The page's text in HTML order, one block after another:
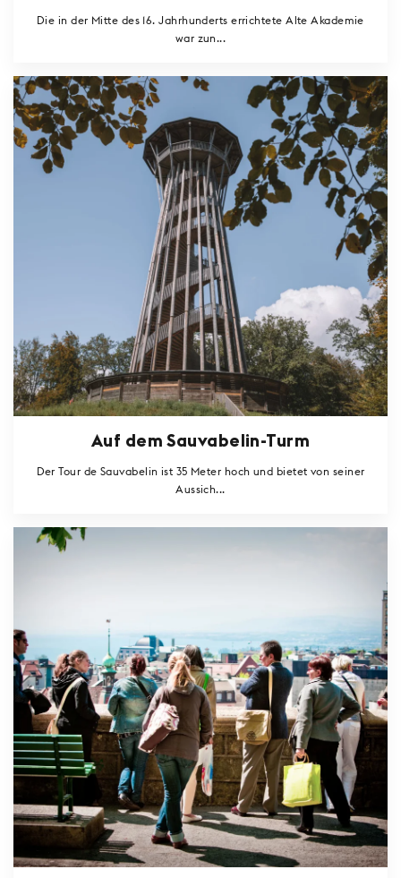
Die in der Mitte des 16. Jahrhunderts errichtete Alte Akademie
war zun...
Auf dem Sauvabelin-Turm
Der Tour de Sauvabelin ist 35 Meter hoch und bietet von seiner
Aussich...